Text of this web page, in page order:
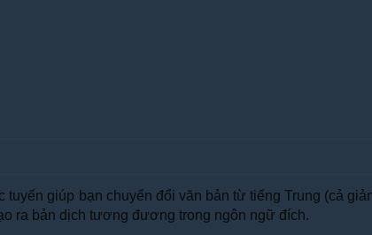
tuyến giúp bạn chuyển đổi văn bản từ tiếng Trung (cả
ra bản dịch tương đương trong ngôn ngữ đích.